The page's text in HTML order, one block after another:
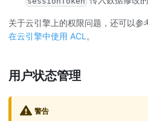
关于云引擎上的权限问题，还可以参
在云引擎中使用 ACL 。
用户状态管理
警告